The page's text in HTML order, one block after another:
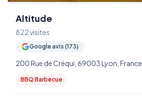
Altitude
822 visites
Google avis (173)
200 Rue de Créqui, 69003 Lyon, France
BBQ Barbecue